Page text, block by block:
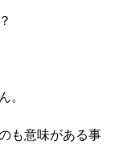
。
も意味がある事